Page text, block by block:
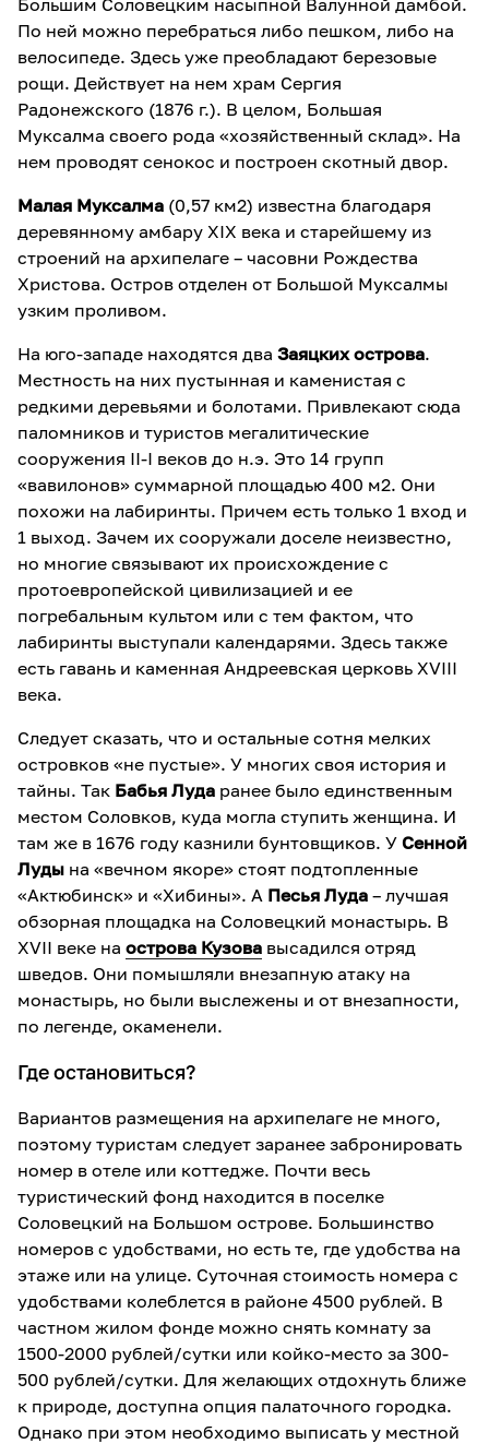
Большим Соловецким насыпной Валунной дамбой.
По ней можно перебраться либо пешком, либо на
велосипеде. Здесь уже преобладают березовые
рощи. Действует на нем храм Сергия
Радонежского (1876 г.). В целом, Большая
Муксалма своего рода «хозяйственный склад». На
нем проводят сенокос и построен скотный двор.
Малая Муксалма (0,57 км2) известна благодаря
деревянному амбару ХІХ века и старейшему из
строений на архипелаге – часовни Рождества
Христова. Остров отделен от Большой Муксалмы
узким проливом.
На юго-западе находятся два Заяцких острова.
Местность на них пустынная и каменистая с
редкими деревьями и болотами. Привлекают сюда
паломников и туристов мегалитические
сооружения ІІ-І веков до н.э. Это 14 групп
«вавилонов» суммарной площадью 400 м2. Они
похожи на лабиринты. Причем есть только 1 вход и
1 выход. Зачем их сооружали доселе неизвестно,
но многие связывают их происхождение с
протоевропейской цивилизацией и ее
погребальным культом или с тем фактом, что
лабиринты выступали календарями. Здесь также
есть гавань и каменная Андреевская церковь XVIII
века.
Следует сказать, что и остальные сотня мелких
островков «не пустые». У многих своя история и
тайны. Так Бабья Луда ранее было единственным
местом Соловков, куда могла ступить женщина. И
там же в 1676 году казнили бунтовщиков. У Сенной
Луды на «вечном якоре» стоят подтопленные
«Актюбинск» и «Хибины». А Песья Луда – лучшая
обзорная площадка на Соловецкий монастырь. В
XVII веке на острова Кузова высадился отряд
шведов. Они помышляли внезапную атаку на
монастырь, но были выслежены и от внезапности,
по легенде, окаменели.
Где остановиться?
Вариантов размещения на архипелаге не много,
поэтому туристам следует заранее забронировать
номер в отеле или коттедже. Почти весь
туристический фонд находится в поселке
Соловецкий на Большом острове. Большинство
номеров с удобствами, но есть те, где удобства на
этаже или на улице. Суточная стоимость номера с
удобствами колеблется в районе 4500 рублей. В
частном жилом фонде можно снять комнату за
1500-2000 рублей/сутки или койко-место за 300-
500 рублей/сутки. Для желающих отдохнуть ближе
к природе, доступна опция палаточного городка.
Однако при этом необходимо выписать у местной